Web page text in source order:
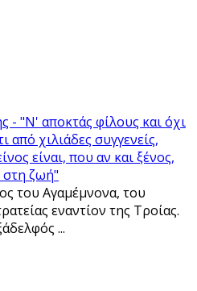
- "Ν' αποκτάς φίλους και όχι
από χιλιάδες συγγενείς,
είναι, που αν και ξένος,
στη ζωή"
του Αγαμέμνονα, του
εναντίον της Τροίας.
...